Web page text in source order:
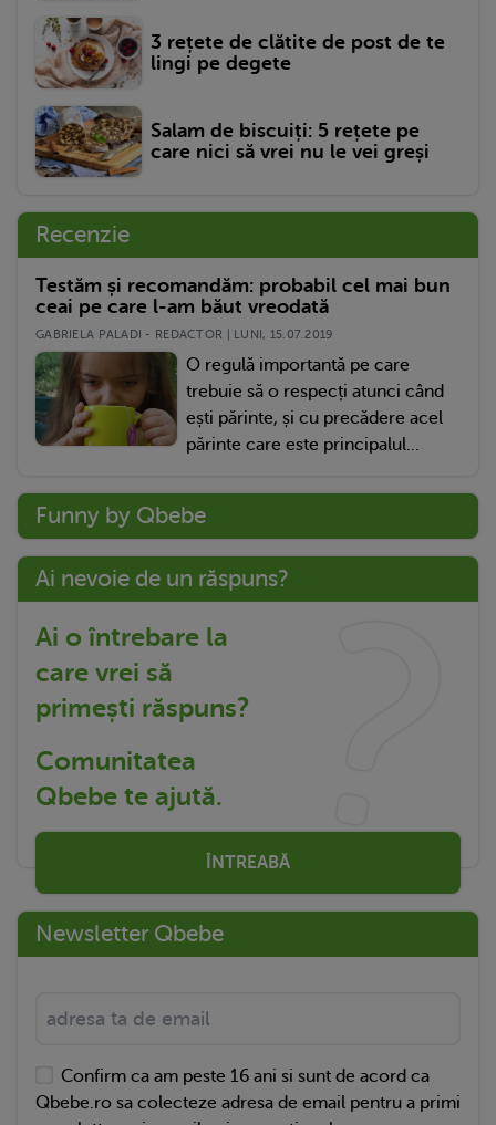
3 rețete de clătite de post de te
lingi pe degete
Salam de biscuiți: 5 rețete pe
care nici să vrei nu le vei greși
Recenzie
Testăm și recomandăm: probabil cel mai bun
ceai pe care l-am băut vreodată
GABRIELA PALADI - REDACTOR | LUNI, 15.07.2019
O regulă importantă pe care
trebuie să o respecți atunci când
ești părinte, și cu precădere acel
părinte care este principalul...
Funny by Qbebe
Ai nevoie de un răspuns?
Ai o întrebare la
care vrei să
primești răspuns?
Comunitatea
Qbebe te ajută.
ÎNTREABĂ
Newsletter Qbebe
Confirm ca am peste 16 ani si sunt de acord ca
Qbebe.ro sa colecteze adresa de email pentru a primi